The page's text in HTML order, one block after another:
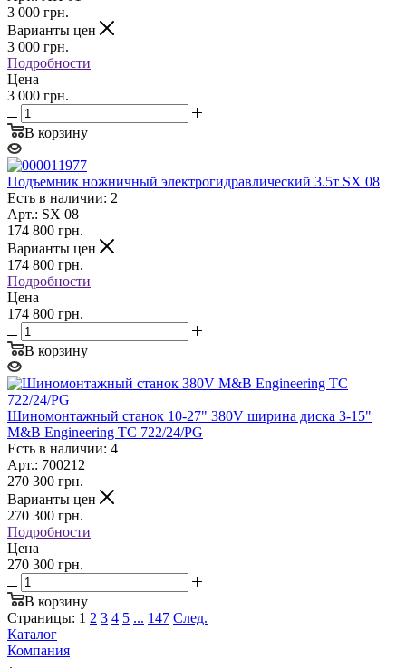
3 000 грн.
Варианты цен
3 000 грн.
Подробности
Цена
3 000 грн.
В корзину
Подъемник ножничный электрогидравлический 3.5т SX 08
Есть в наличии: 2
Арт.: SX 08
174 800 грн.
Варианты цен
174 800 грн.
Подробности
Цена
174 800 грн.
В корзину
Шиномонтажный станок 10-27" 380V ширина диска 3-15"
M&B Engineering TC 722/24/PG
Есть в наличии: 4
Арт.: 700212
270 300 грн.
Варианты цен
270 300 грн.
Подробности
Цена
270 300 грн.
В корзину
Страницы: 1 2 3 4 5 ... 147 След.
Каталог
Компания